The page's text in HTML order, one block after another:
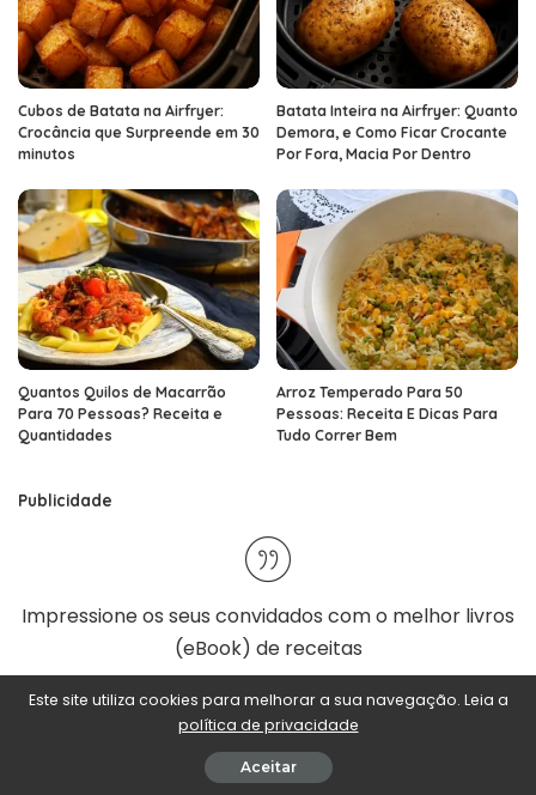
Cubos de Batata na Airfryer:
Crocância que Surpreende em 30
minutos
Batata Inteira na Airfryer: Quanto
Demora, e Como Ficar Crocante
Por Fora, Macia Por Dentro
Quantos Quilos de Macarrão
Para 70 Pessoas? Receita e
Quantidades
Arroz Temperado Para 50
Pessoas: Receita E Dicas Para
Tudo Correr Bem
Publicidade
Impressione os seus convidados com o melhor livros
(eBook) de receitas
Este site utiliza cookies para melhorar a sua navegação. Leia a
política de privacidade
Aceitar